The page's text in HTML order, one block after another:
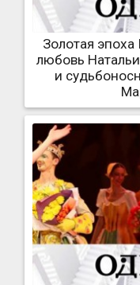
Золотая
любовь
и